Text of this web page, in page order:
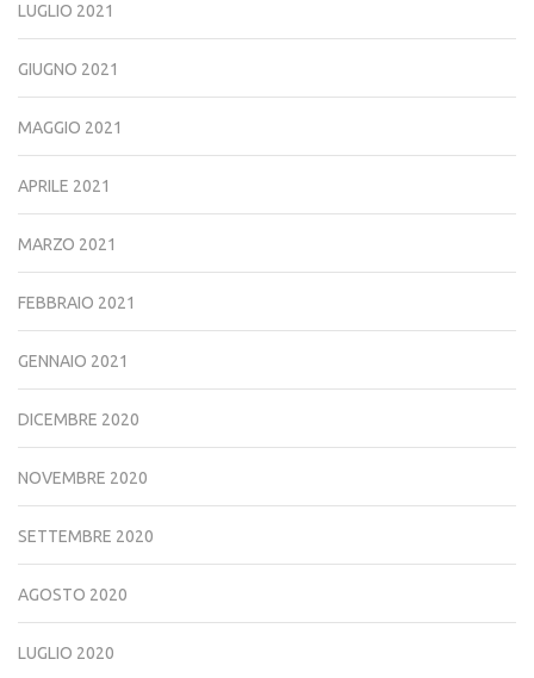
LUGLIO 2021
GIUGNO 2021
MAGGIO 2021
APRILE 2021
MARZO 2021
FEBBRAIO 2021
GENNAIO 2021
DICEMBRE 2020
NOVEMBRE 2020
SETTEMBRE 2020
AGOSTO 2020
LUGLIO 2020